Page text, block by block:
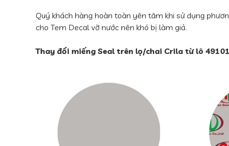
Quý khách hàng hoàn toàn yên tâm khi sử dụng
cho Tem Decal vỡ nước nên khó bị làm giả.
Thay đổi miếng Seal trên lọ/chai Crila từ lô